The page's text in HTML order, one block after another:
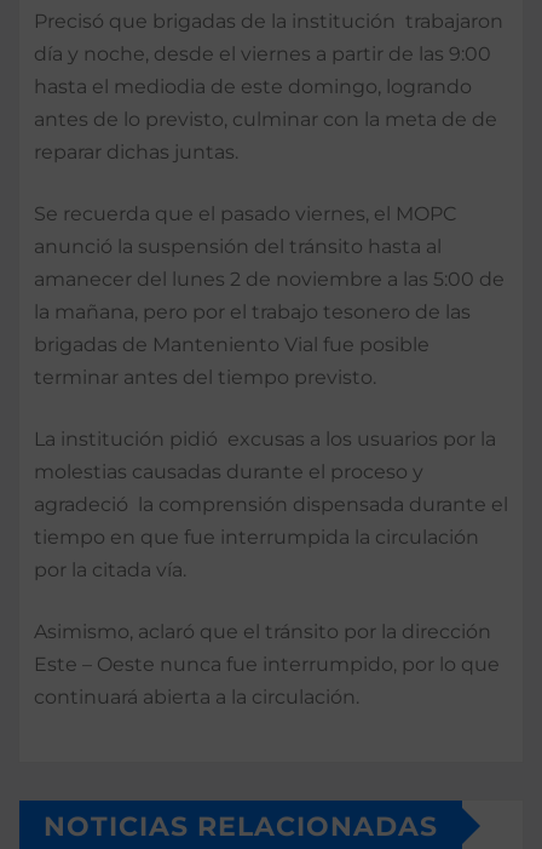
Precisó que brigadas de la institución trabajaron
día y noche, desde el viernes a partir de las 9:00
hasta el mediodia de este domingo, logrando
antes de lo previsto, culminar con la meta de de
reparar dichas juntas.
Se recuerda que el pasado viernes, el MOPC
anunció la suspensión del tránsito hasta al
amanecer del lunes 2 de noviembre a las 5:00 de
la mañana, pero por el trabajo tesonero de las
brigadas de Manteniento Vial fue posible
terminar antes del tiempo previsto.
La institución pidió excusas a los usuarios por la
molestias causadas durante el proceso y
agradeció la comprensión dispensada durante el
tiempo en que fue interrumpida la circulación
por la citada vía.
Asimismo, aclaró que el tránsito por la dirección
Este – Oeste nunca fue interrumpido, por lo que
continuará abierta a la circulación.
NOTICIAS RELACIONADAS